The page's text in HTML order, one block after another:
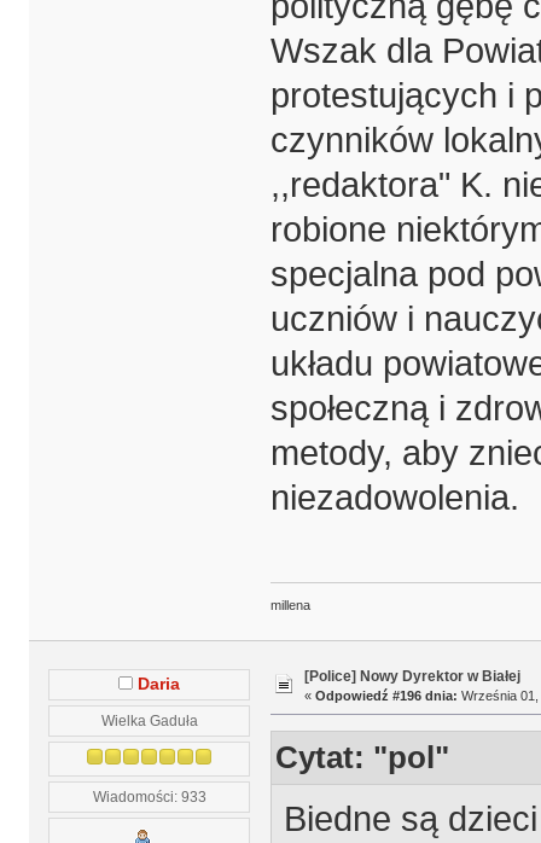
Wszak dla
protestujących i
czynników
,,redaktora" K.
robione
specjalna pod
uczniów i
układu
społeczną i
metody, aby
niezadowolenia.
millena
Daria
Wielka Gaduła
Wiadomości: 933
[Police] Nowy Dyrektor w Białej
« Odpowiedź #196 dnia: Września
Cytat: "pol"
Biedne są